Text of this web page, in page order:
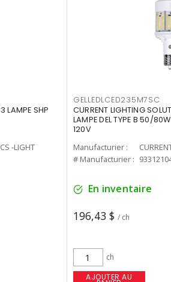
LAMPE SHP
-LIGHT
GELLEDLCED235M7SC
CURRENT LIGHTING
LAMPE DEL TYPE B 50/
120V
Manufacturier :
# Manufacturier :
En inventaire
196,43 $ / ch
ch
AJOUTER AU